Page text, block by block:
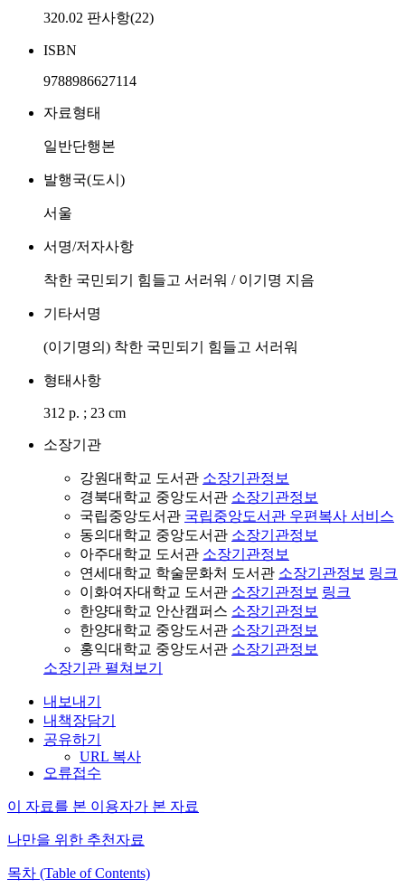
320.02 판사항(22)
ISBN
9788986627114
자료형태
일반단행본
발행국(도시)
서울
서명/저자사항
착한 국민되기 힘들고 서러워 / 이기명 지음
기타서명
(이기명의) 착한 국민되기 힘들고 서러워
형태사항
312 p. ; 23 cm
소장기관
강원대학교 도서관 소장기관정보
경북대학교 중앙도서관 소장기관정보
국립중앙도서관 국립중앙도서관 우편복사 서비스
동의대학교 중앙도서관 소장기관정보
아주대학교 도서관 소장기관정보
연세대학교 학술문화처 도서관 소장기관정보 링크
이화여자대학교 도서관 소장기관정보 링크
한양대학교 안산캠퍼스 소장기관정보
한양대학교 중앙도서관 소장기관정보
홍익대학교 중앙도서관 소장기관정보
소장기관 펼쳐보기
내보내기
내책장담기
공유하기
URL 복사
오류접수
이 자료를 본 이용자가 본 자료
나만을 위한 추천자료
목차 (Table of Contents)